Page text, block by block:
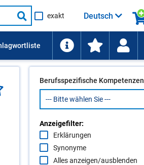
Suche
starten
exakt Deutsch
Berufsspezifische Kompetenzen
Anzeigefilter:
Erklärungen
Synonyme
Alles anzeigen/ausblenden